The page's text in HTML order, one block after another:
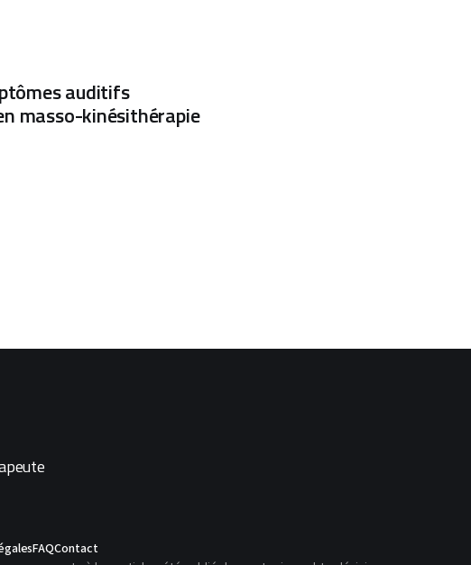
auditifs
masso-kinésithérapie
FAQContact